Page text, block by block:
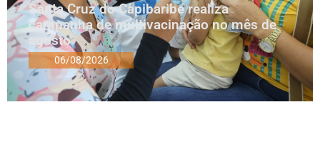
Santa Cruz do Capibaribe realiza
campanha de multivacinação no mês de
agosto
06/08/2026